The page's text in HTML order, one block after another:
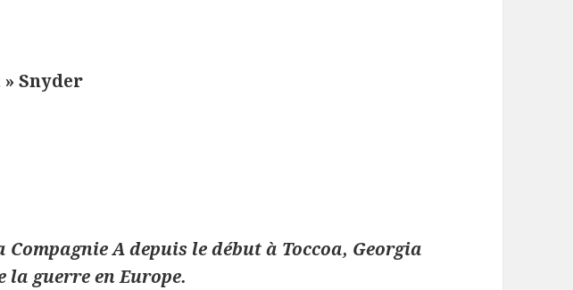
» Snyder
Compagnie A depuis le début à Toccoa, Georgia
la guerre en Europe.